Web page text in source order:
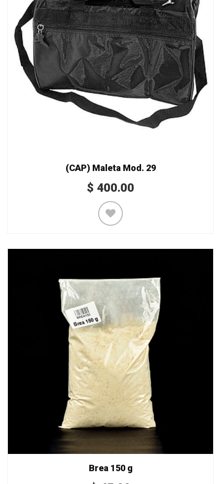
(CAP) Maleta Mod. 29
$ 400.00
Brea 150 g